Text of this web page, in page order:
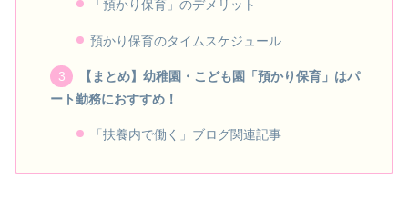
「預かり保育」のデメリット
預かり保育のタイムスケジュール
【まとめ】幼稚園・こども園「預かり保育」はパ
ート勤務におすすめ！
「扶養内で働く」ブログ関連記事